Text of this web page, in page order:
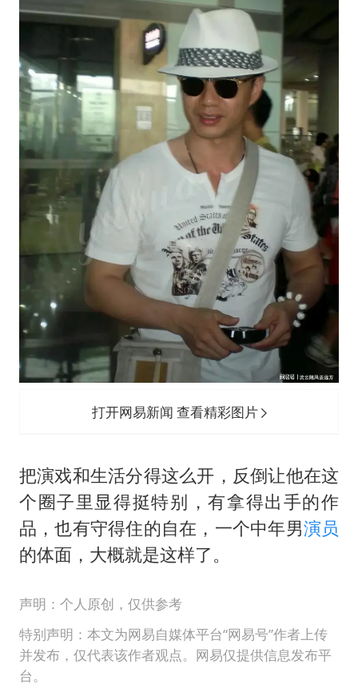
打开网易新闻 查看精彩图片
把演戏和生活分得这么开，反倒让他在这
个圈子里显得挺特别，有拿得出手的作
品，也有守得住的自在，一个中年男演员
的体面，大概就是这样了。
声明：个人原创，仅供参考
特别声明：本文为网易自媒体平台“网易号”作者上传
并发布，仅代表该作者观点。网易仅提供信息发布平
台。